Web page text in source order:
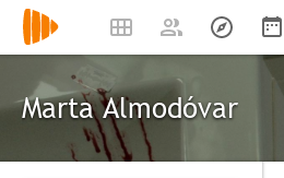
Marta Almodóvar